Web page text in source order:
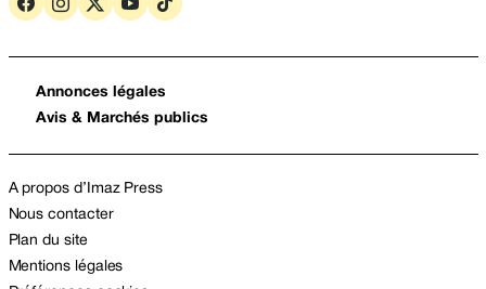
Annonces légales
Avis & Marchés publics
A propos d’Imaz Press
Nous contacter
Plan du site
Mentions légales